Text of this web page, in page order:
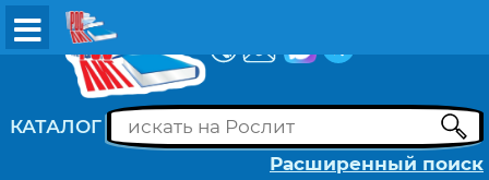
КАТАЛОГ
Расширенный поиск